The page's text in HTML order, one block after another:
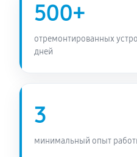
500+
отремонтированных
дней
3
минимальный опыт